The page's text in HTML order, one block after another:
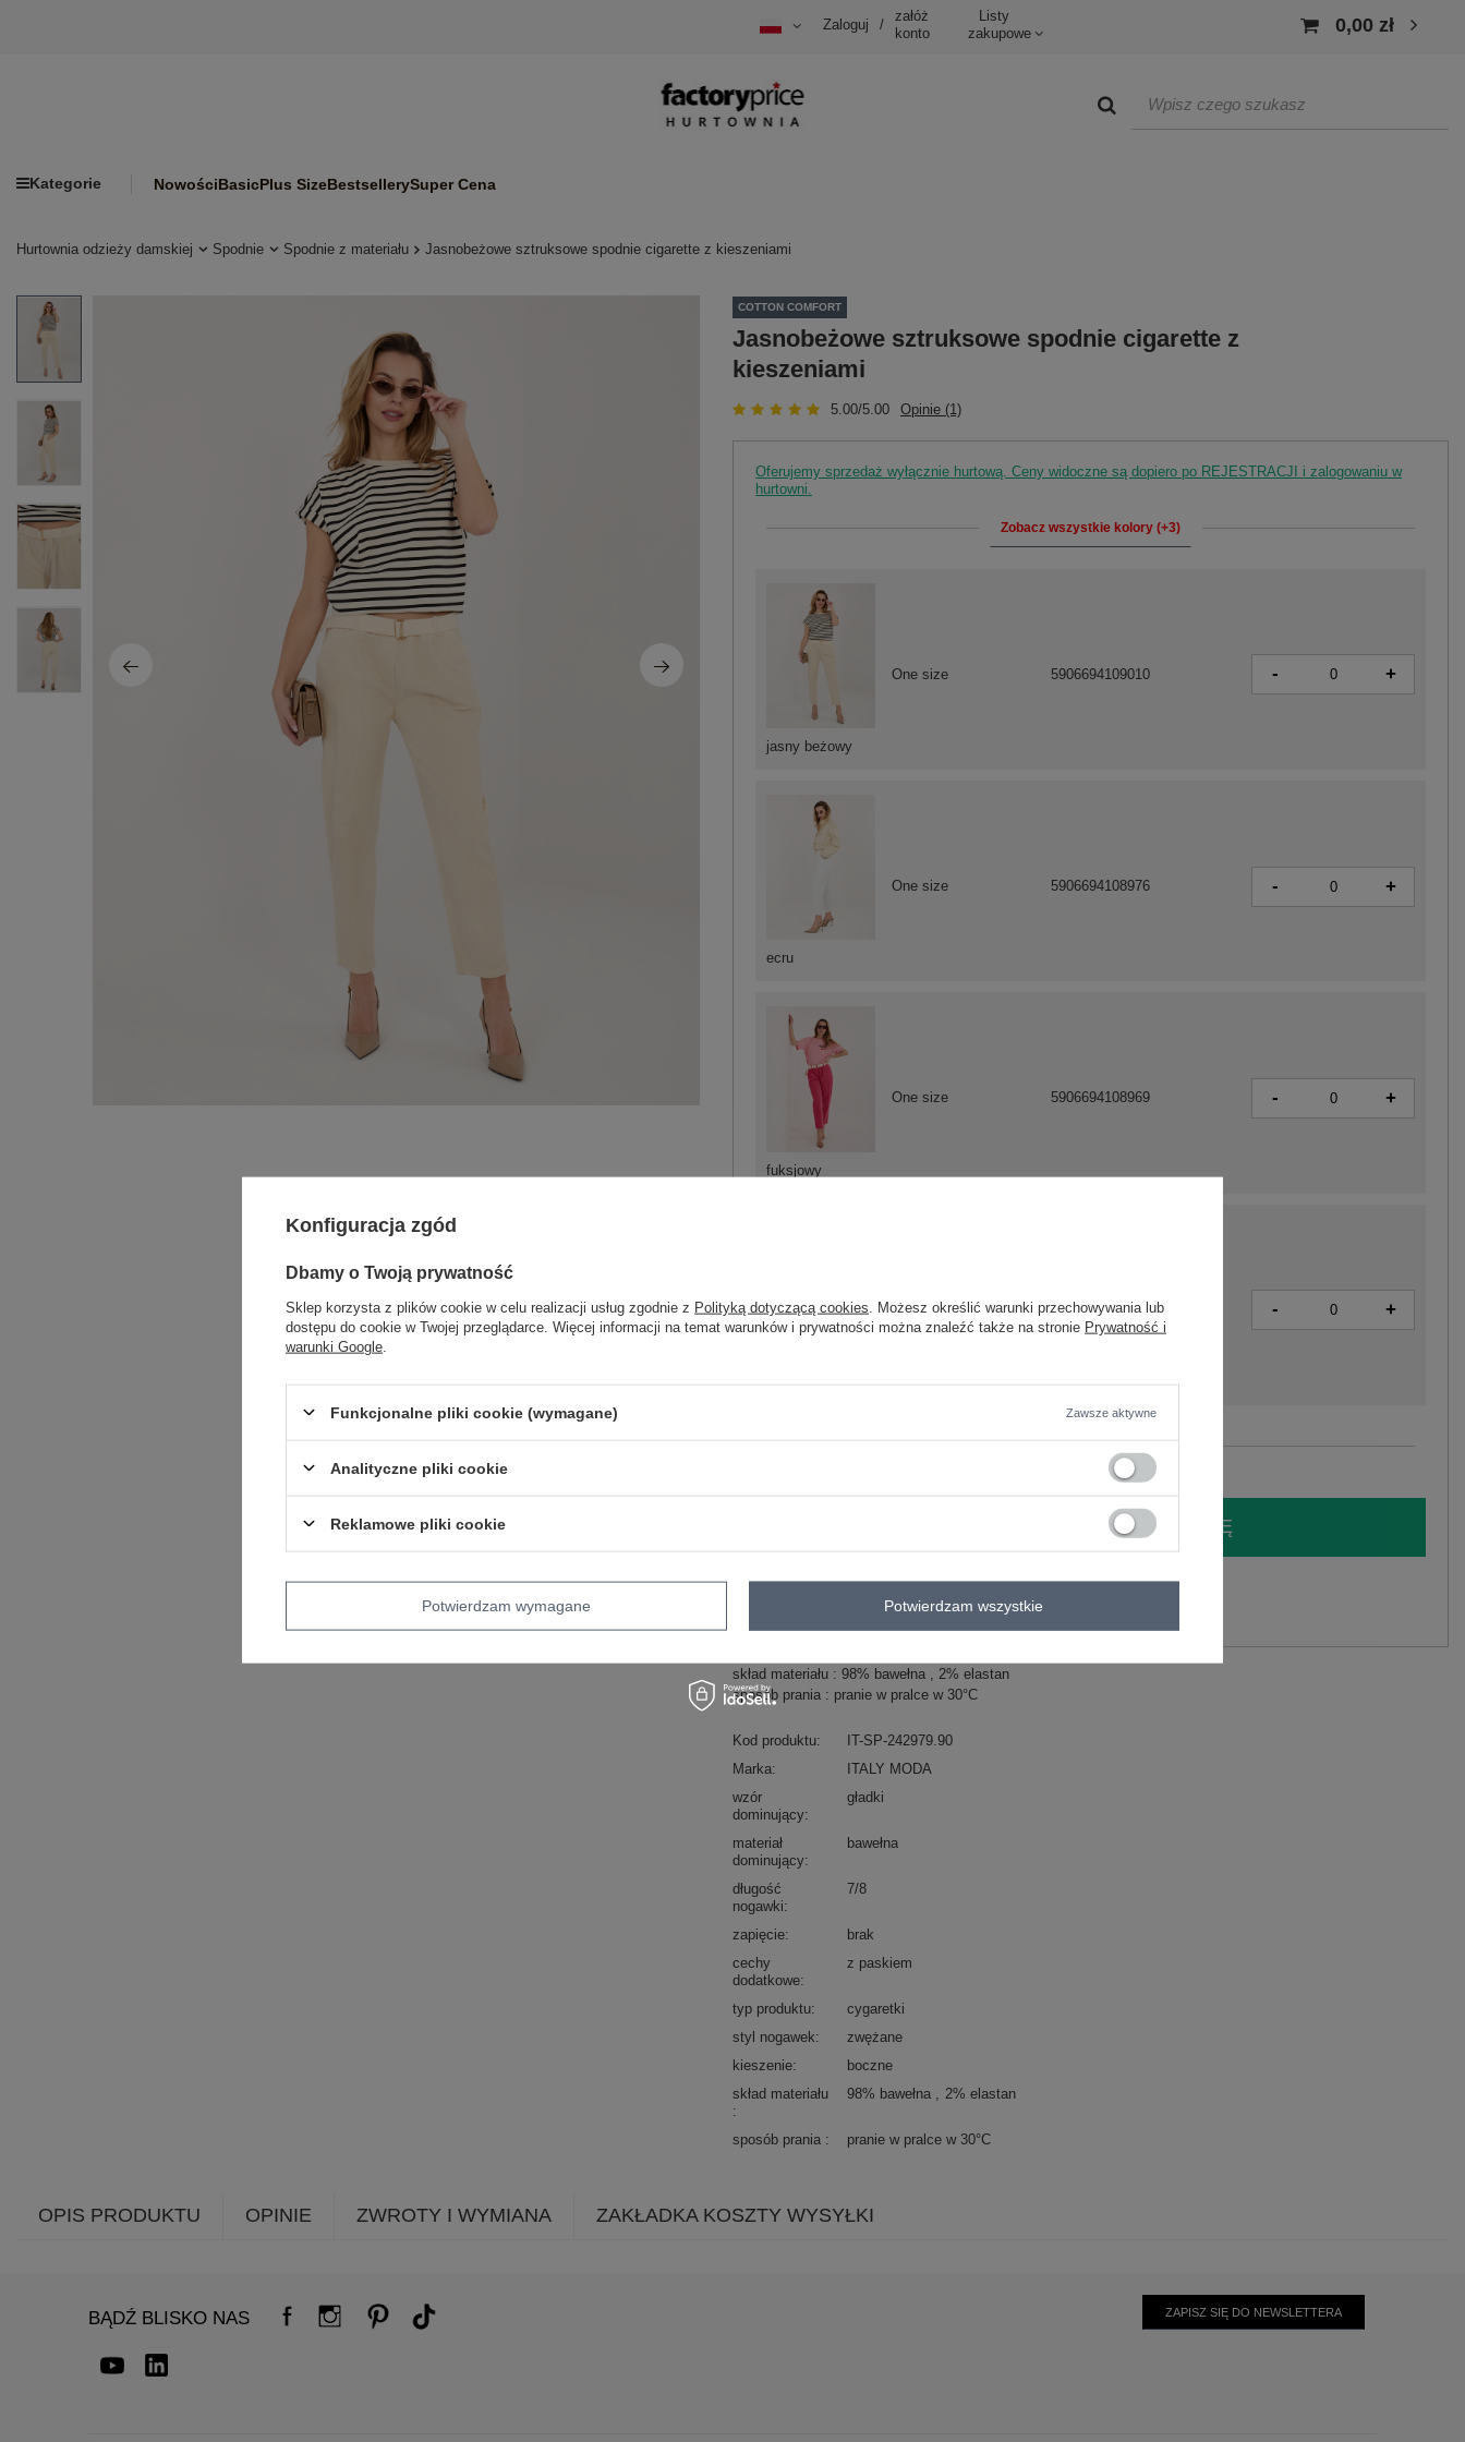
Zaloguj /
załóż
konto
Listy
zakupowe
0,00 zł
Kategorie NowościBasicPlus SizeBestsellerySuper Cena
Hurtownia odzieży damskiej Spodnie Spodnie z materiału Jasnobeżowe sztruksowe spodnie cigarette z kieszeniami
COTTON COMFORT
Jasnobeżowe sztruksowe spodnie cigarette z
kieszeniami
5.00/5.00 Opinie (1)
Oferujemy sprzedaż wyłącznie hurtową. Ceny widoczne są dopiero po REJESTRACJI i zalogowaniu w
hurtowni.
Zobacz wszystkie kolory (+3)
ecru
One size 5906694108976 - +
fuksjowy
One size 5906694108969 - +
One size 5906694108990 - +
jasny beżowy
One size 5906694109010 - +
ZALOGUJ SIĘ I ZOBACZ CENĘ
Masz pytanie? Chętnie pomożemy.
+48 601 547 740 Zadaj pytanie
skład materiału : 98% bawełna , 2% elastan
sposób prania : pranie w pralce w 30°C
Kod produktu
IT-SP-242979.90
Marka
ITALY MODA
wzór
dominujący
gładki
materiał
dominujący
bawełna
długość
nogawki
7/8
zapięcie
brak
cechy
dodatkowe
z paskiem
typ produktu
cygaretki
styl nogawek
zwężane
kieszenie
boczne
skład materiału
98% bawełna 2% elastan
sposób prania pranie w pralce w 30°C
OPIS PRODUKTU OPINIE ZWROTY I WYMIANA ZAKŁADKA KOSZTY WYSYŁKI
BĄDŹ BLISKO NAS ZAPISZ SIĘ DO NEWSLETTERA
Konfiguracja zgód
Dbamy o Twoją prywatność
Sklep korzysta z plików cookie w celu realizacji usług zgodnie z Polityką dotyczącą cookies . Możesz określić warunki przechowywania lub
dostępu do cookie w Twojej przeglądarce. Więcej informacji na temat warunków i prywatności można znaleźć także na stronie Prywatność i
warunki Google
Funkcjonalne pliki cookie (wymagane) Zawsze aktywne
Analityczne pliki cookie
Reklamowe pliki cookie
Potwierdzam wymagane Potwierdzam wszystkie